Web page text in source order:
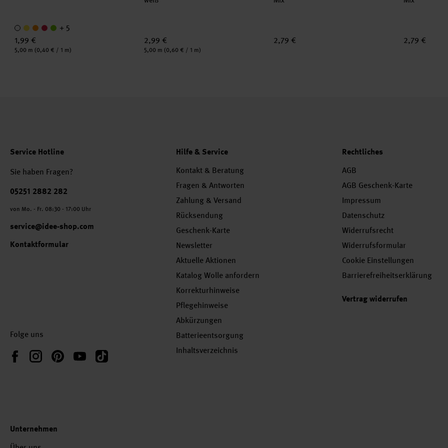
+ 5
1,99 €
Inhalt:
5,00 m (0,40 € / 1 m)
2,99 €
Inhalt:
5,00 m (0,60 € / 1 m)
2,79 € 2,79 €
Service Hotline
Sie haben Fragen?
Telefonnummer
05251 2882 282
von Mo. - Fr. 08:30 - 17:00 Uhr
service@idee-shop.com
Kontaktformular
Folge uns
FacebookInstagramPinterestYouTubeTikTok
Hilfe & Service
Kontakt & Beratung
Fragen & Antworten
Zahlung & Versand
Rücksendung
Geschenk-Karte
Newsletter
Aktuelle Aktionen
Katalog Wolle anfordern
Korrekturhinweise
Pflegehinweise
Abkürzungen
Batterieentsorgung
Inhaltsverzeichnis
Rechtliches
AGB
AGB Geschenk-Karte
Impressum
Datenschutz
Widerrufsrecht
Widerrufsformular
Cookie Einstellungen
Barrierefreiheitserklärung
Vertrag widerrufen
Unternehmen